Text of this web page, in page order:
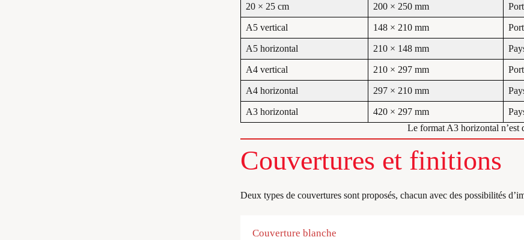
20 × 25 cm 200 × 250 mm
A5 vertical 148 × 210 mm
A5 horizontal 210 × 148 mm
A4 vertical 210 × 297 mm
A4 horizontal 297 × 210 mm
A3 horizontal 420 × 297 mm
Le format A3 horizontal n’est
Couvertures et finitions
Deux types de couvertures sont proposés, chacun avec des possibilités
Couverture blanche